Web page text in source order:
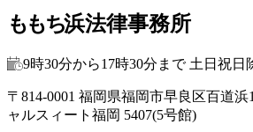
ももち浜法律事務所
9時30分から17時30分まで 土日祝日
〒814-0001 福岡県福岡市早良区百道浜
ャルスィート福岡 5407(5号館)